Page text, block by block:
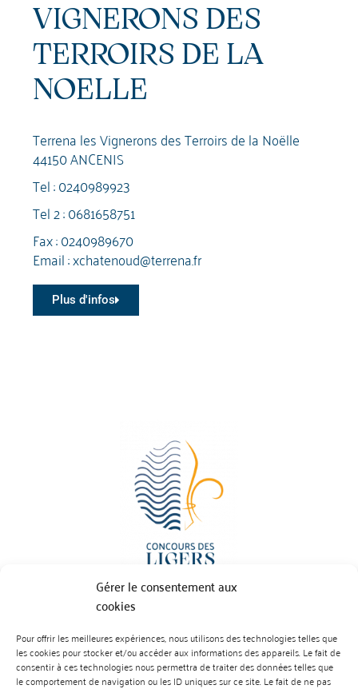
Gérer le consentement aux
cookies
Pour offrir les meilleures expériences, nous utilisons des technologies telles que
les cookies pour stocker et/ou accéder aux informations des appareils. Le fait de
consentir à ces technologies nous permettra de traiter des données telles que
le comportement de navigation ou les ID uniques sur ce site. Le fait de ne pas
VIGNERONS DES
TERROIRS DE LA
NOELLE
Terrena les Vignerons des Terroirs de la Noëlle
44150 ANCENIS
Tel :0240989923
Tel 2 :0681658751
Fax : 0240989670
Email :xchatenoud@terrena.fr
Plus d'infos
BP 70023 - 49610 JUIGNE SUR LOIRE
Tél :07 88 99 01 07